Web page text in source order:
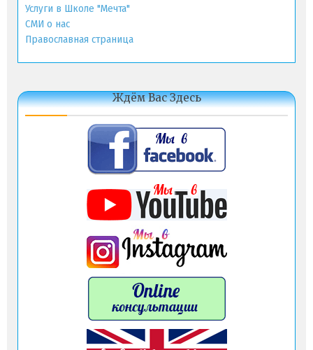
Услуги в Школе "Мечта"
СМИ о нас
Православная страница
Ждём Вас Здесь